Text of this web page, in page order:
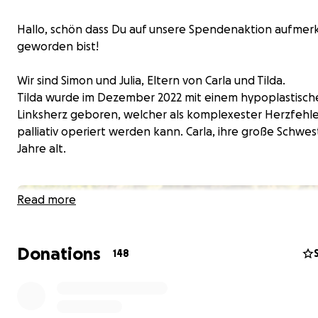
Hallo, schön dass Du auf unsere Spendenaktion
geworden bist!
Wir sind Simon und Julia, Eltern von Carla und Tilda.
Tilda wurde im Dezember 2022 mit einem
Linksherz geboren, welcher als komplexester
palliativ operiert werden kann. Carla, ihre große
Jahre alt.
Read more
Donations 148